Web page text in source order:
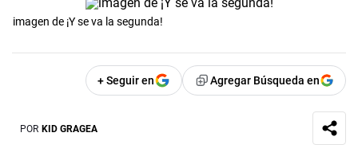
imagen de ¡Y se va la segunda!
+ Seguir en Agregar Búsqueda en
POR KID GRAGEA